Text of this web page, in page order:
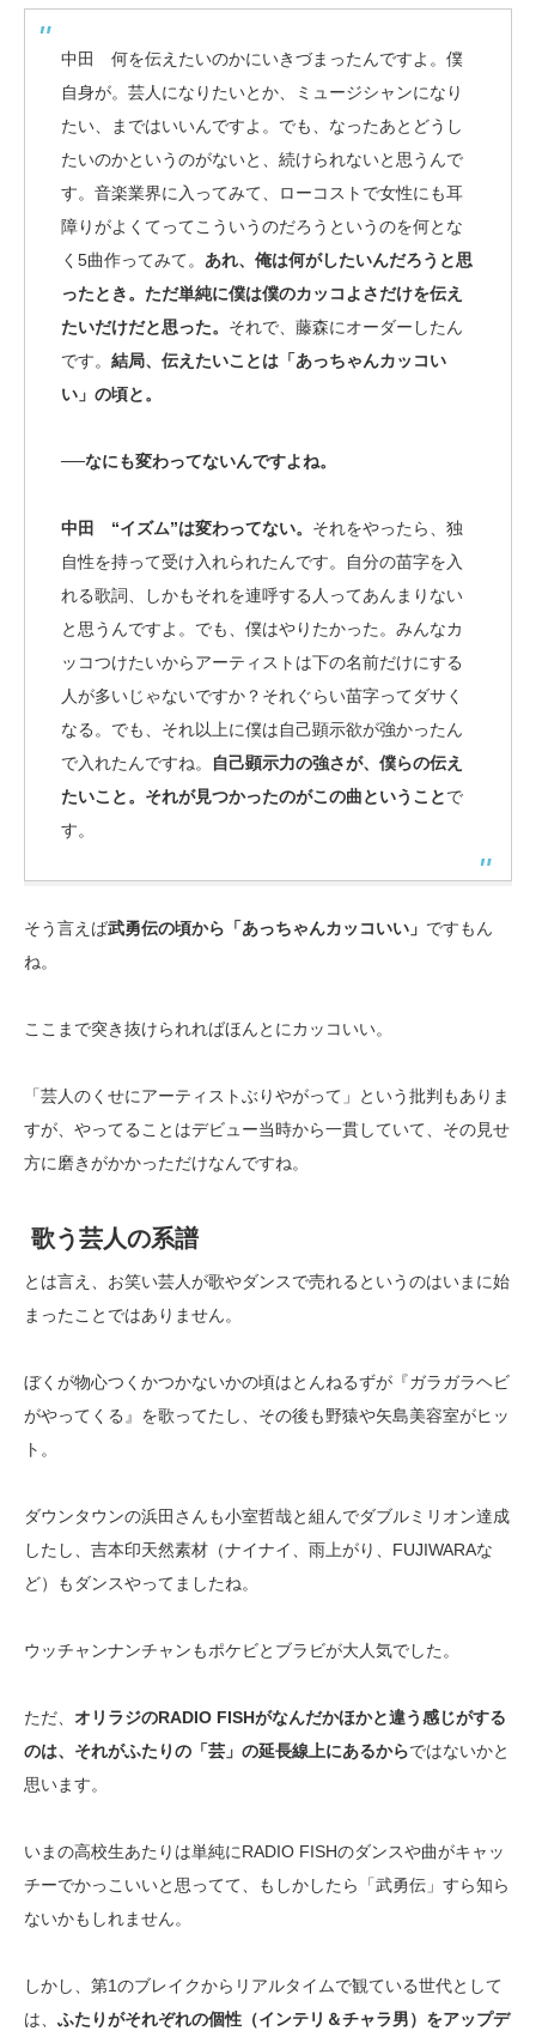
中田 何を伝えたいのかにいきづまったんですよ。僕
自身が。芸人になりたいとか、ミュージシャンになり
たい、まではいいんですよ。でも、なったあとどうし
たいのかというのがないと、続けられないと思うんで
す。音楽業界に入ってみて、ローコストで女性にも耳
障りがよくてってこういうのだろうというのを何とな
く5曲作ってみて。 あれ、俺は何がしたいんだろうと思
ったとき。ただ単純に僕は僕のカッコよさだけを伝え
たいだけだと思った。 それで、藤森にオーダーしたん
です。 結局、伝えたいことは「あっちゃんカッコい
い」の頃と。
──なにも変わってないんですよね。
中田 “イズム”は変わってない。 それをやったら、独
自性を持って受け入れられたんです。自分の苗字を入
れる歌詞、しかもそれを連呼する人ってあんまりない
と思うんですよ。でも、僕はやりたかった。みんなカ
ッコつけたいからアーティストは下の名前だけにする
人が多いじゃないですか？それぐらい苗字ってダサく
なる。でも、それ以上に僕は自己顕示欲が強かったん
で入れたんですね。
自己顕示力の強さが、僕らの伝え
たいこと。それが見つかったのがこの曲ということで
す。
そう言えば武勇伝の頃から「あっちゃんカッコいい」 ですもん
ね。
ここまで突き抜けられればほんとにカッコいい。
「芸人のくせにアーティストぶりやがって」という批判もありま
すが、やってることはデビュー当時から一貫していて、その見せ
方に磨きがかかっただけなんですね。
歌う芸人の系譜
とは言え、お笑い芸人が歌やダンスで売れるというのはいまに始
まったことではありません。
ぼくが物心つくかつかないかの頃はとんねるずが『ガラガラヘビ
がやってくる』を歌ってたし、その後も野猿や矢島美容室がヒッ
ト。
ダウンタウンの浜田さんも小室哲哉と組んでダブルミリオン達成
したし、吉本印天然素材（ナイナイ、雨上がり、FUJIWARAな
ど）もダンスやってましたね。
ウッチャンナンチャンもポケビとブラビが大人気でした。
ただ、 オリラジのRADIO FISHがなんだかほかと違う感じがする
のは、それがふたりの「芸」の延長線上にあるからではないかと
思います。
いまの高校生あたりは単純にRADIO FISHのダンスや曲がキャッ
チーでかっこいいと思ってて、もしかしたら「武勇伝」すら知ら
ないかもしれません。
しかし、第1のブレイクからリアルタイムで観ている世代として
は、 ふたりがそれぞれの個性（インテリ＆チャラ男）をアップデ